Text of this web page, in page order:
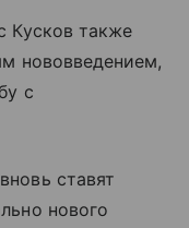
Кусков также
нововведением,
с
ставят
нового